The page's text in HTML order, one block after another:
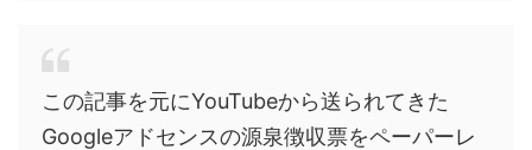
この記事を元にYouTubeから送られてきた
Googleアドセンスの源泉徴収票をペーパーレ